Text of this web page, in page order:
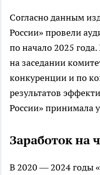
Согласно данным
России» провели
по начало 2025
на заседании
конкуренции и по
результатов
России» принимала
Заработок на
В 2020 — 2024 годы